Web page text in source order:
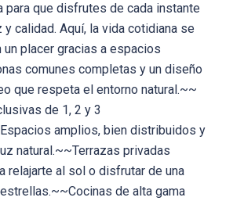
para que disfrutes de cada instante
y calidad. Aquí, la vida cotidiana se
un placer gracias a espacios
comunes completas y un diseño
que respeta el entorno natural.~~
de 1, 2 y 3
amplios, bien distribuidos y
natural.~~Terrazas privadas
relajarte al sol o disfrutar de una
de alta gama